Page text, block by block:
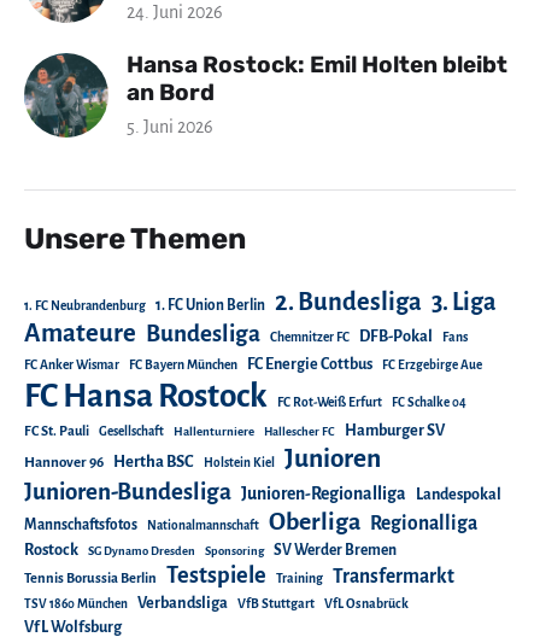
24. Juni 2026
Hansa Rostock: Emil Holten bleibt
an Bord
5. Juni 2026
Unsere Themen
1. FC Neubrandenburg 1. FC Union Berlin 2. Bundesliga 3. Liga
Amateure Bundesliga Chemnitzer FC DFB-Pokal Fans
FC Anker Wismar FC Bayern München FC Energie Cottbus FC Erzgebirge Aue
FC Hansa Rostock FC Rot-Weiß Erfurt FC Schalke 04
FC St. Pauli Gesellschaft Hallenturniere Hallescher FC Hamburger SV
Hannover 96 Hertha BSC Holstein Kiel Junioren
Junioren-Bundesliga Junioren-Regionalliga
Landespokal
Mannschaftsfotos
Nationalmannschaft Oberliga Regionalliga
Rostock SG Dynamo Dresden Sponsoring SV Werder Bremen
Tennis Borussia Berlin Testspiele Training Transfermarkt
TSV 1860 München Verbandsliga VfB Stuttgart VfL Osnabrück
VfL Wolfsburg